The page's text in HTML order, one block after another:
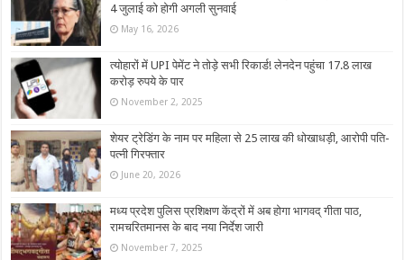
4 जुलाई को होगी अगली सुनवाई
May 16, 2026
त्योहारों में UPI पेमेंट ने तोड़े सभी रिकार्ड! लेनदेन पहुंचा 17.8 लाख
करोड़ रुपये के पार
November 2, 2025
शेयर ट्रेडिंग के नाम पर महिला से 25 लाख की धोखाधड़ी, आरोपी पति-
पत्नी गिरफ्तार
June 20, 2026
मध्य प्रदेश पुलिस प्रशिक्षण केंद्रों में अब होगा भागवद् गीता पाठ,
रामचरितमानस के बाद नया निर्देश जारी
November 7, 2025